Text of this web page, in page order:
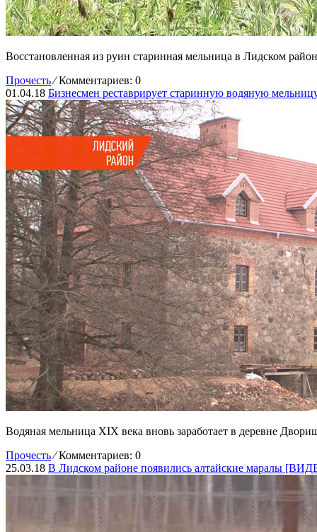
Восстановленная из руин старинная мельница в Лидском
Прочесть ⁄Комментариев: 0
01.04.18 Бизнесмен реставрирует старинную водяную
Водяная мельница XIX века вновь заработает в деревне
Прочесть ⁄Комментариев: 0
25.03.18 В Лидском районе появились алтайские маралы